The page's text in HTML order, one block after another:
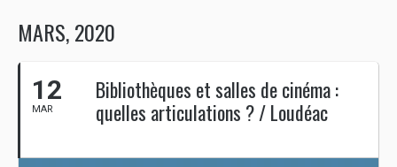
MARS, 2020
12
MAR
Bibliothèques et salles de cinéma :
quelles articulations ? / Loudéac